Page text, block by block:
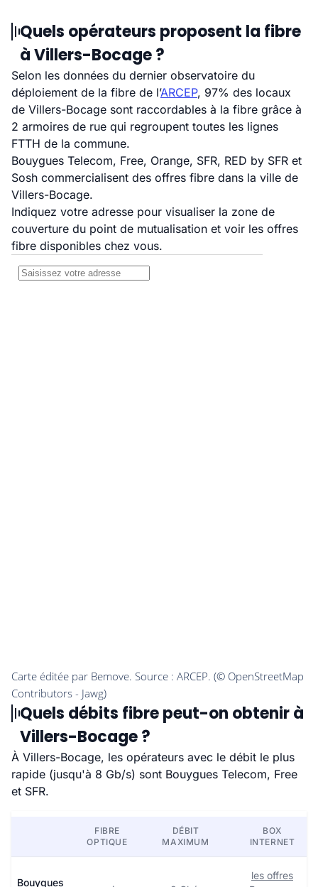
Quels opérateurs proposent la fibre
à Villers-Bocage ?
Selon les données du dernier observatoire du
déploiement de la fibre de l’ARCEP, 97% des locaux
de Villers-Bocage sont raccordables à la fibre grâce à
2 armoires de rue qui regroupent toutes les lignes
FTTH de la commune.
Bouygues Telecom, Free, Orange, SFR, RED by SFR et
Sosh commercialisent des offres fibre dans la ville de
Villers-Bocage.
Indiquez votre adresse pour visualiser la zone de
couverture du point de mutualisation et voir les offres
fibre disponibles chez vous.
Quels débits fibre peut-on obtenir à
Villers-Bocage ?
À Villers-Bocage, les opérateurs avec le débit le plus
rapide (jusqu'à 8 Gb/s) sont Bouygues Telecom, Free
et SFR.
FIBRE
OPTIQUE
DÉBIT
MAXIMUM
BOX
INTERNET
Bouygues
les offres